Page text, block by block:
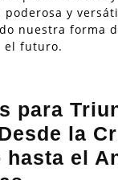
y
nuestra forma
el futuro.
para
la
hasta el